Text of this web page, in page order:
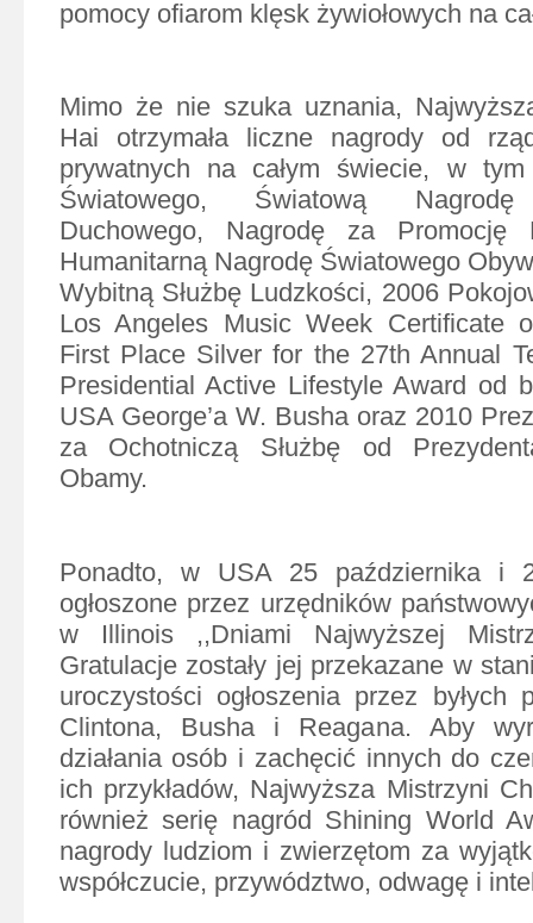
pomocy ofiarom klęsk żywiołowych na
Mimo że nie szuka uznania,
Hai otrzymała liczne nagrody od
prywatnych na całym świecie, w
Światowego, Światową Nagrodę
Duchowego, Nagrodę za Promocję
Humanitarną Nagrodę Światowego
Wybitną Służbę Ludzkości, 2006
Los Angeles Music Week Certificate
First Place Silver for the 27th Annual
Presidential Active Lifestyle Award od
USA George’a W. Busha oraz 2010
za Ochotniczą Służbę od
Obamy.
Ponadto, w USA 25 października i
ogłoszone przez urzędników
w Illinois ,,Dniami Najwyższej
Gratulacje zostały jej przekazane w
uroczystości ogłoszenia przez byłych
Clintona, Busha i Reagana. Aby
działania osób i zachęcić innych do
ich przykładów, Najwyższa Mistrzyni
również serię nagród Shining World
nagrody ludziom i zwierzętom za
współczucie, przywództwo, odwagę i